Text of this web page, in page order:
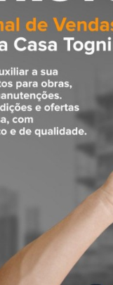
Acabamento 1/2 ,3/4 e 1 polegada Unic Deca 4900.C90.PQ